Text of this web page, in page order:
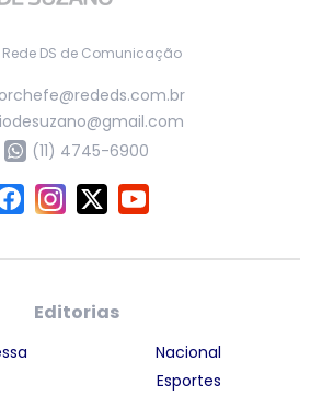
Rede DS de Comunicação
(11) 4745-6900
Editorias
Nacional
Esportes